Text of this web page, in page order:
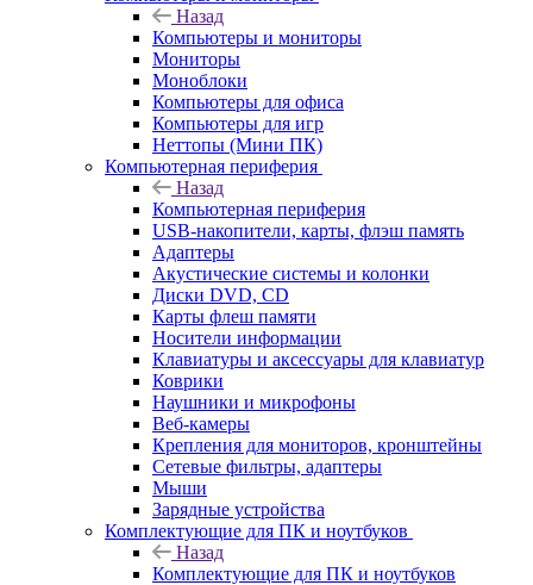
Назад
Компьютеры и мониторы
Мониторы
Моноблоки
Компьютеры для офиса
Компьютеры для игр
Неттопы (Мини ПК)
Компьютерная периферия
Назад
Компьютерная периферия
USB-накопители, карты, флэш память
Адаптеры
Акустические системы и колонки
Диски DVD, CD
Карты флеш памяти
Носители информации
Клавиатуры и аксессуары для клавиатур
Коврики
Наушники и микрофоны
Веб-камеры
Крепления для мониторов, кронштейны
Сетевые фильтры, адаптеры
Мыши
Зарядные устройства
Комплектующие для ПК и ноутбуков
Назад
Комплектующие для ПК и ноутбуков